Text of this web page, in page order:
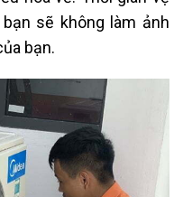
sẽ không làm ảnh
bạn.